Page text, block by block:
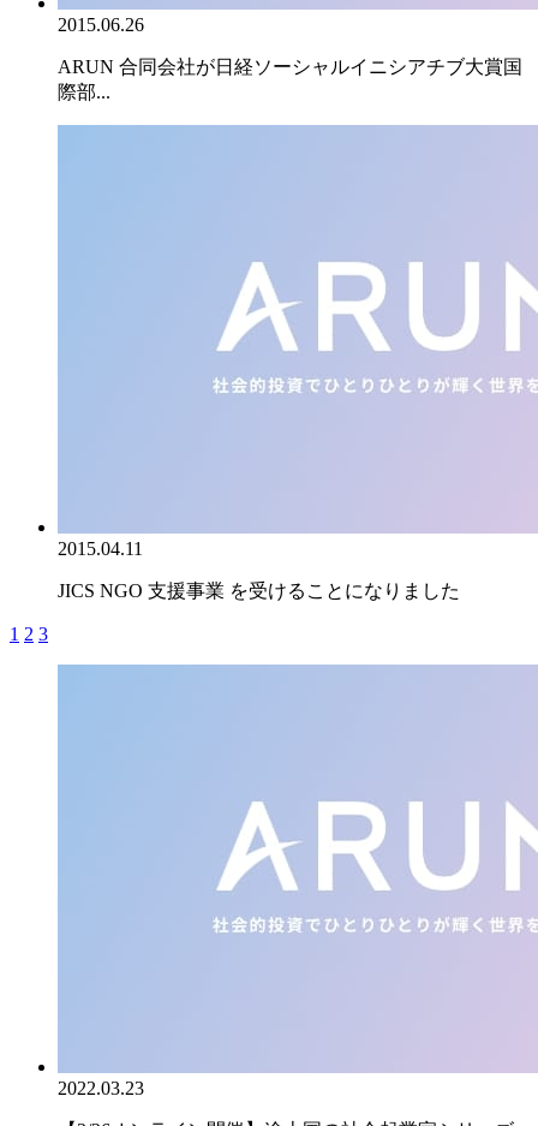
2015.06.26
ARUN 合同会社が日経ソーシャルイニシアチブ大賞国
際部...
2015.04.11
JICS NGO 支援事業 を受けることになりました
1 2 3
2022.03.23